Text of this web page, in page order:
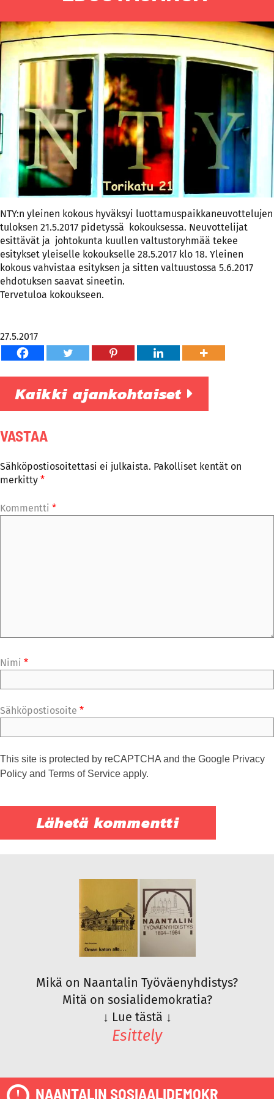
NTY:n yleinen kokous hyväksyi luottamuspaikkaneuvottelujen
tuloksen 21.5.2017 pidetyssä kokouksessa. Neuvottelijat
esittävät ja johtokunta kuullen valtustoryhmää tekee
esitykset yleiselle kokoukselle 28.5.2017 klo 18. Yleinen
kokous vahvistaa esityksen ja sitten valtuustossa 5.6.2017
ehdotuksen saavat sineetin.
Tervetuloa kokoukseen.
27.5.2017
Kaikki ajankohtaiset
VASTAA
Sähköpostiosoitettasi ei julkaista. Pakolliset kentät on
merkitty *
Kommentti *
Nimi *
Sähköpostiosoite *
This site is protected by reCAPTCHA and the Google Privacy
Policy and Terms of Service apply.
Mikä on Naantalin Työväenyhdistys?
Mitä on sosialidemokratia?
↓ Lue tästä ↓
Esittely
NAANTALIN SOSIAALIDEMOKR